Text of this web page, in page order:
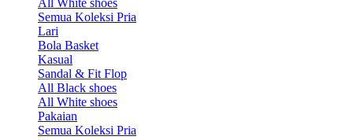
All White shoes
Semua Koleksi Pria
Lari
Bola Basket
Kasual
Sandal & Fit Flop
All Black shoes
All White shoes
Pakaian
Semua Koleksi Pria